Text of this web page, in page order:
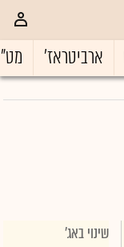
ארביטראז'
שינוי באג'